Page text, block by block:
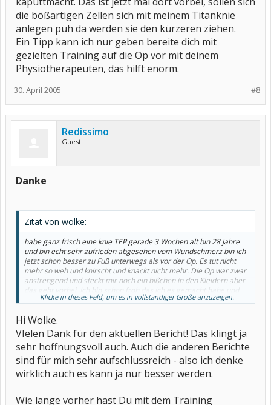
die bößartigen Zellen sich mit meinem Titanknie
anlegen püh da werden sie den kürzeren ziehen.
Ein Tipp kann ich nur geben bereite dich mit
gezielten Training auf die Op vor mit deinem
Physiotherapeuten, das hilft enorm.
#8
30. April 2005
Redissimo
Guest
Danke
Zitat von wolke:
habe ganz frisch eine knie TEP gerade 3 Wochen alt bin 28 Jahre
und bin echt sehr zufrieden abgesehen vom Wundschmerz bin ich
jetzt schon besser zu Fuß unterwegs als vor der Op. Es tut nicht
mehr so weh und knirscht und knackt nicht mehr. Die Op war zwar
anstrengend und steckt mir noch ein bißchen in den Kleidern aber
das geht vorbei. Ich bin schon froh das ich es gemacht habe und
ich kann nur sagen das mir das Gefühl eines Fremdkörpers lieber
eigener Körper mich nicht leiden kann und mich kaputtmacht. Das
ist jetzt mal dort vorbei, sollen sich die bößartigen Zellen sich mit
meinem Titanknie anlegen püh da werden sie den kürzeren ziehen.
Ein Tipp kann ich nur geben bereite dich mit gezielten Training auf
die Op vor mit deinem Physiotherapeuten, das hilft enorm.
Klicke in dieses Feld, um es in vollständiger Größe anzuzeigen.
Hi Wolke.
VIelen Dank für den aktuellen Bericht! Das klingt ja
sehr hoffnungsvoll auch. Auch die anderen Berichte
sind für mich sehr aufschlussreich - also ich denke
wirklich auch es kann ja nur besser werden.
Wie lange vorher hast Du mit dem Training